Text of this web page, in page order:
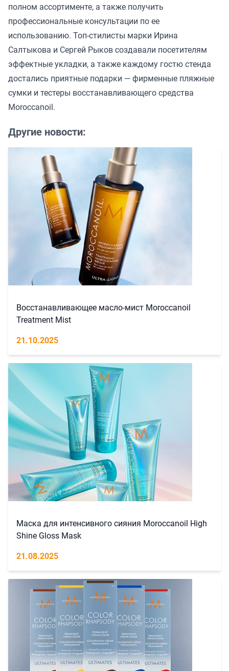
полном ассортименте, а также получить
профессиональные консультации по ее
использованию. Топ-стилисты марки Ирина
Салтыкова и Сергей Рыков создавали посетителям
эффектные укладки, а также каждому гостю стенда
достались приятные подарки — фирменные пляжные
сумки и тестеры восстанавливающего средства
Moroccanoil.
Другие новости:
Восстанавливающее масло-мист Moroccanoil
Treatment Mist
21.10.2025
Маска для интенсивного сияния Moroccanoil High
Shine Gloss Mask
21.08.2025